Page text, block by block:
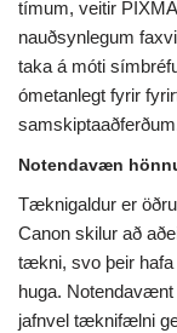
tímum, veitir
nauðsynlegum
taka á móti
ómetanlegt fyrir
Notendavæn
Tæknigaldur er
Canon skilur að
tækni, svo þeir hafa
huga. Notendavænt
jafnvel tæknifælni